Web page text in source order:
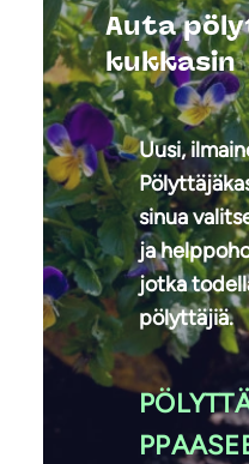
Auta
kukkasin
Uusi,
sinua
ja
jotka
pölyttäjiä.